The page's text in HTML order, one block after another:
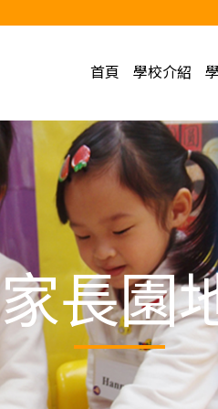
首頁 學校介紹
家長園